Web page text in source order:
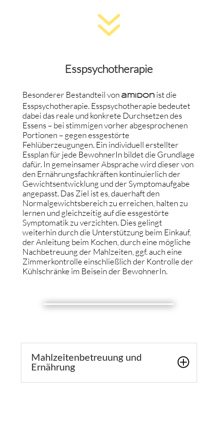
7
Esspsychotherapie
Besonderer Bestandteil vonamIDon ist die
Esspsychotherapie. Esspsychotherapie bedeutet
dabei das reale und konkrete Durchsetzen des
Essens – bei stimmigen vorher abgesprochenen
Portionen – gegen essgestörte
Fehlüberzeugungen. Ein individuell erstellter
Essplan für jede BewohnerIn bildet die Grundlage
dafür. In gemeinsamer Absprache wird dieser von
den Ernährungsfachkräften kontinuierlich der
Gewichtsentwicklung und der Symptomaufgabe
angepasst. Das Ziel ist es, dauerhaft den
Normalgewichtsbereich zu erreichen, halten zu
lernen und gleichzeitig auf die essgestörte
Symptomatik zu verzichten. Dies gelingt
weiterhin durch die Unterstützung beim Einkauf,
der Anleitung beim Kochen, durch eine mögliche
Nachbetreuung der Mahlzeiten, ggf. auch eine
Zimmerkontrolle einschließlich der Kontrolle der
Kühlschränke im Beisein der BewohnerIn.
Mahlzeitenbetreuung und
Ernährung